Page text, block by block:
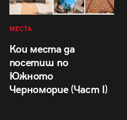
МЕСТА
Кои места да
посетиш по
Южното
Черноморие (Част I)